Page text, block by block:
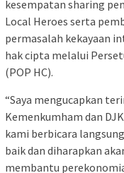
kesempatan sharing
Local Heroes serta
permasalah kekayaan
hak cipta melalui
(POP HC).
“Saya mengucapkan
Kemenkumham dan
kami berbicara
baik dan diharapkan
membantu